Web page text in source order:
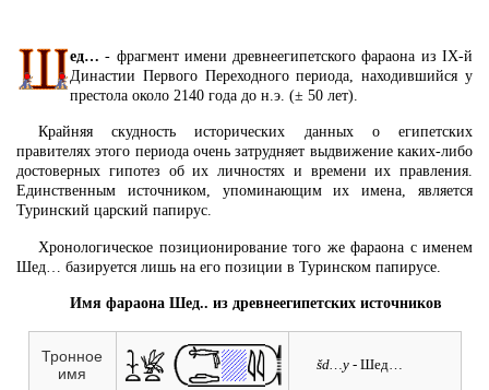
ед… - фрагмент имени древнеегипетского фараона из IX-й
Династии Первого Переходного периода, находившийся у
престола около 2140 года до н.э. (± 50 лет).
Крайняя скудность исторических данных о египетских
правителях этого периода очень затрудняет выдвижение каких-либо
достоверных гипотез об их личностях и времени их правления.
Единственным источником, упоминающим их имена, является
Туринский царский папирус.
Хронологическое позиционирование того же фараона с именем
Шед… базируется лишь на его позиции в Туринском папирусе.
Имя фараона Шед.. из древнеегипетских источников
Тронное
имя
šd…y - Шед…